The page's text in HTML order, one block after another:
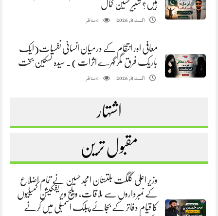
ہیں؟ شبیر حسین کمال
اگست 8, 2026 0مناظر
معافی اور انتقام کے درمیان انسانی نفسیات(ایک
باریک فرق مگر گہرے اثرات). سیدہ تسکین بخت
اگست 8, 2026 0مناظر
اشتہار
مقبول ترین
وزیر اعلیٰ گلگت بلتستان امجد حسین نے تمام اضلاع
کے نمبرداروں سے ملاقات، ویلج ویریفکیشن کمیٹیوں
کا قیام دفاتر کے بجائے پبلک اسمبلی میں کرنے